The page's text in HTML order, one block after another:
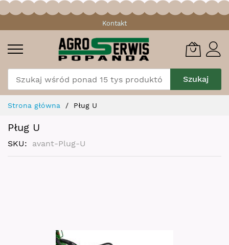
Przejdź
Kontakt
Szukaj
Strona główna Pług U
Pług U
SKU avant-Plug-U